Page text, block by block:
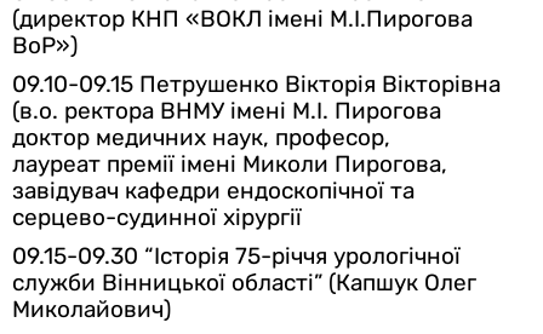
(директор КНП «ВОКЛ імені М.І.Пирогова
ВоР»)
09.10-09.15 Петрушенко Вікторія Вікторівна
(в.о. ректора ВНМУ імені М.І. Пирогова
доктор медичних наук, професор,
лауреат премії імені Миколи Пирогова,
завідувач кафедри ендоскопічної та
серцево-судинної хірургії
09.15-09.30 “Історія 75-річчя урологічної
служби Вінницької області” (Капшук Олег
Миколайович)